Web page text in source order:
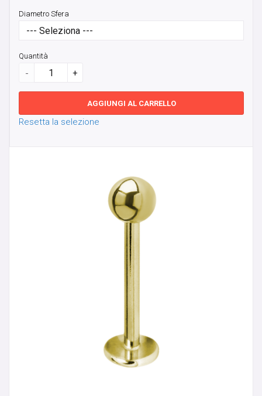
GORILLA GLASS
HELIX, TRAGO, CARTILAGINE
MICRODERMAL, SKIN DIVER & SURFACE BAR
PENDENTI PIETRE NATURALI - PEZZI UNICI
SCUDI E CLICKER DA CAPEZZOLO
Diametro Sfera
Quantità
- +
AGGIUNGI AL CARRELLO
Resetta la selezione